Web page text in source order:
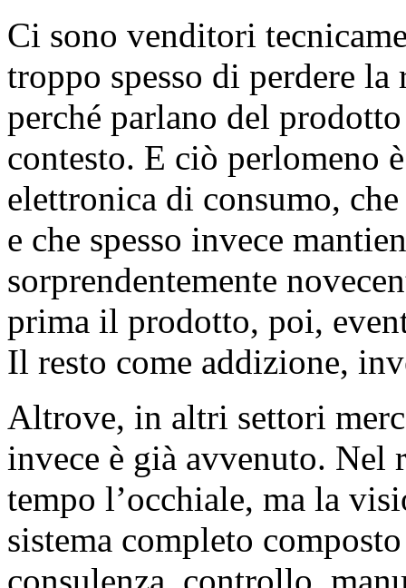
Ci sono venditori
troppo spesso di perdere
perché parlano del
contesto. E ciò perlomeno
elettronica di consumo,
e che spesso invece
sorprendentemente
prima il prodotto, poi,
Il resto come addizione,
Altrove, in altri settori
invece è già avvenuto.
tempo l’occhiale, ma la
sistema completo
consulenza, controllo,